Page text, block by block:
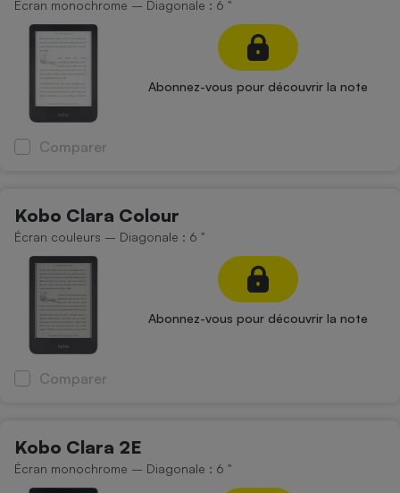
Écran monochrome – Diagonale : 6 "
Abonnez-vous pour découvrir la note
Comparer
Kobo Clara Colour
Écran couleurs – Diagonale : 6 "
Abonnez-vous pour découvrir la note
Comparer
Kobo Clara 2E
Écran monochrome – Diagonale : 6 "